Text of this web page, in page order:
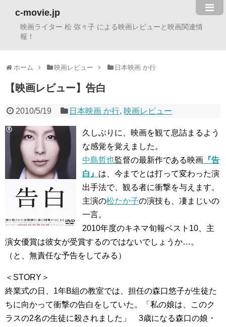
c-movie.jp
映画ライター 松 弥々子 による映画レビューと映画関連情
報！
ホーム 映画レビュー 日本映画 か行
【映画レビュー】告白
2010/5/19 日本映画 か行, 映画レビュー
久しぶりに、映画を観て息詰まるよう
な感覚を覚えました。
中島哲也監督の最新作である映画 『告
白』 は、今までとは打って変わった演
出手法で、観る者に衝撃を与えます。
主演の松たか子の演技も、凄まじいの
一言。
2010年度のキネマ旬報ベスト10、主
演女優賞は彼女が受賞するのではないでしょうか…。
（と、無責任な予告をしてみる）
＜STORY＞
終業式の日、1年B組の教室では、担任の森口悠子が生徒た
ちに向かって衝撃の告白をしていた。「私の娘は、このク
ラスの2名の生徒に殺されました」 3歳になる森口の娘・